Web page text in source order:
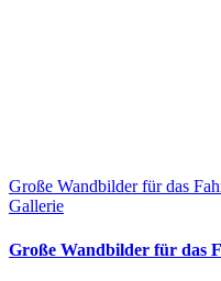
Große Wandbilder für das
Gallerie
Große Wandbilder für das